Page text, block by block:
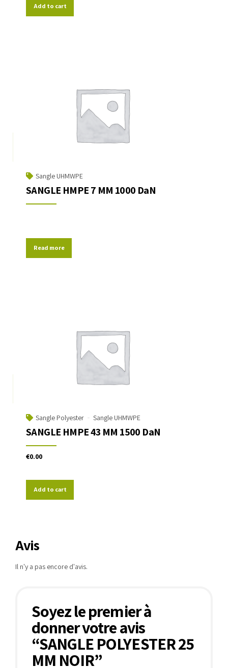
Add to cart
Sangle UHMWPE
SANGLE HMPE 7 MM 1000 DaN
Read more
Sangle Polyester Sangle UHMWPE
SANGLE HMPE 43 MM 1500 DaN
€0.00
Add to cart
Avis
Il n'y a pas encore d'avis.
Soyez le premier à
donner votre avis
“SANGLE POLYESTER 25
MM NOIR”